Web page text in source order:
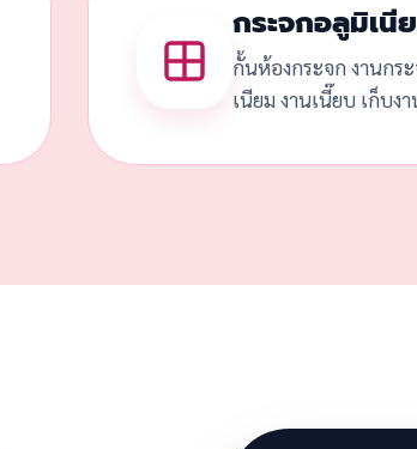
กระจกอลูมิเนี
กั้นห้องกระจก งานกร
เนียม งานเนี๊ยบ เก็บง